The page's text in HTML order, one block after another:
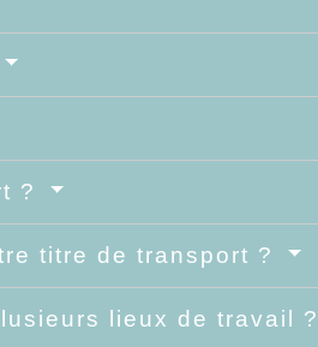
?
titre de transport ?
lieux de travail ?